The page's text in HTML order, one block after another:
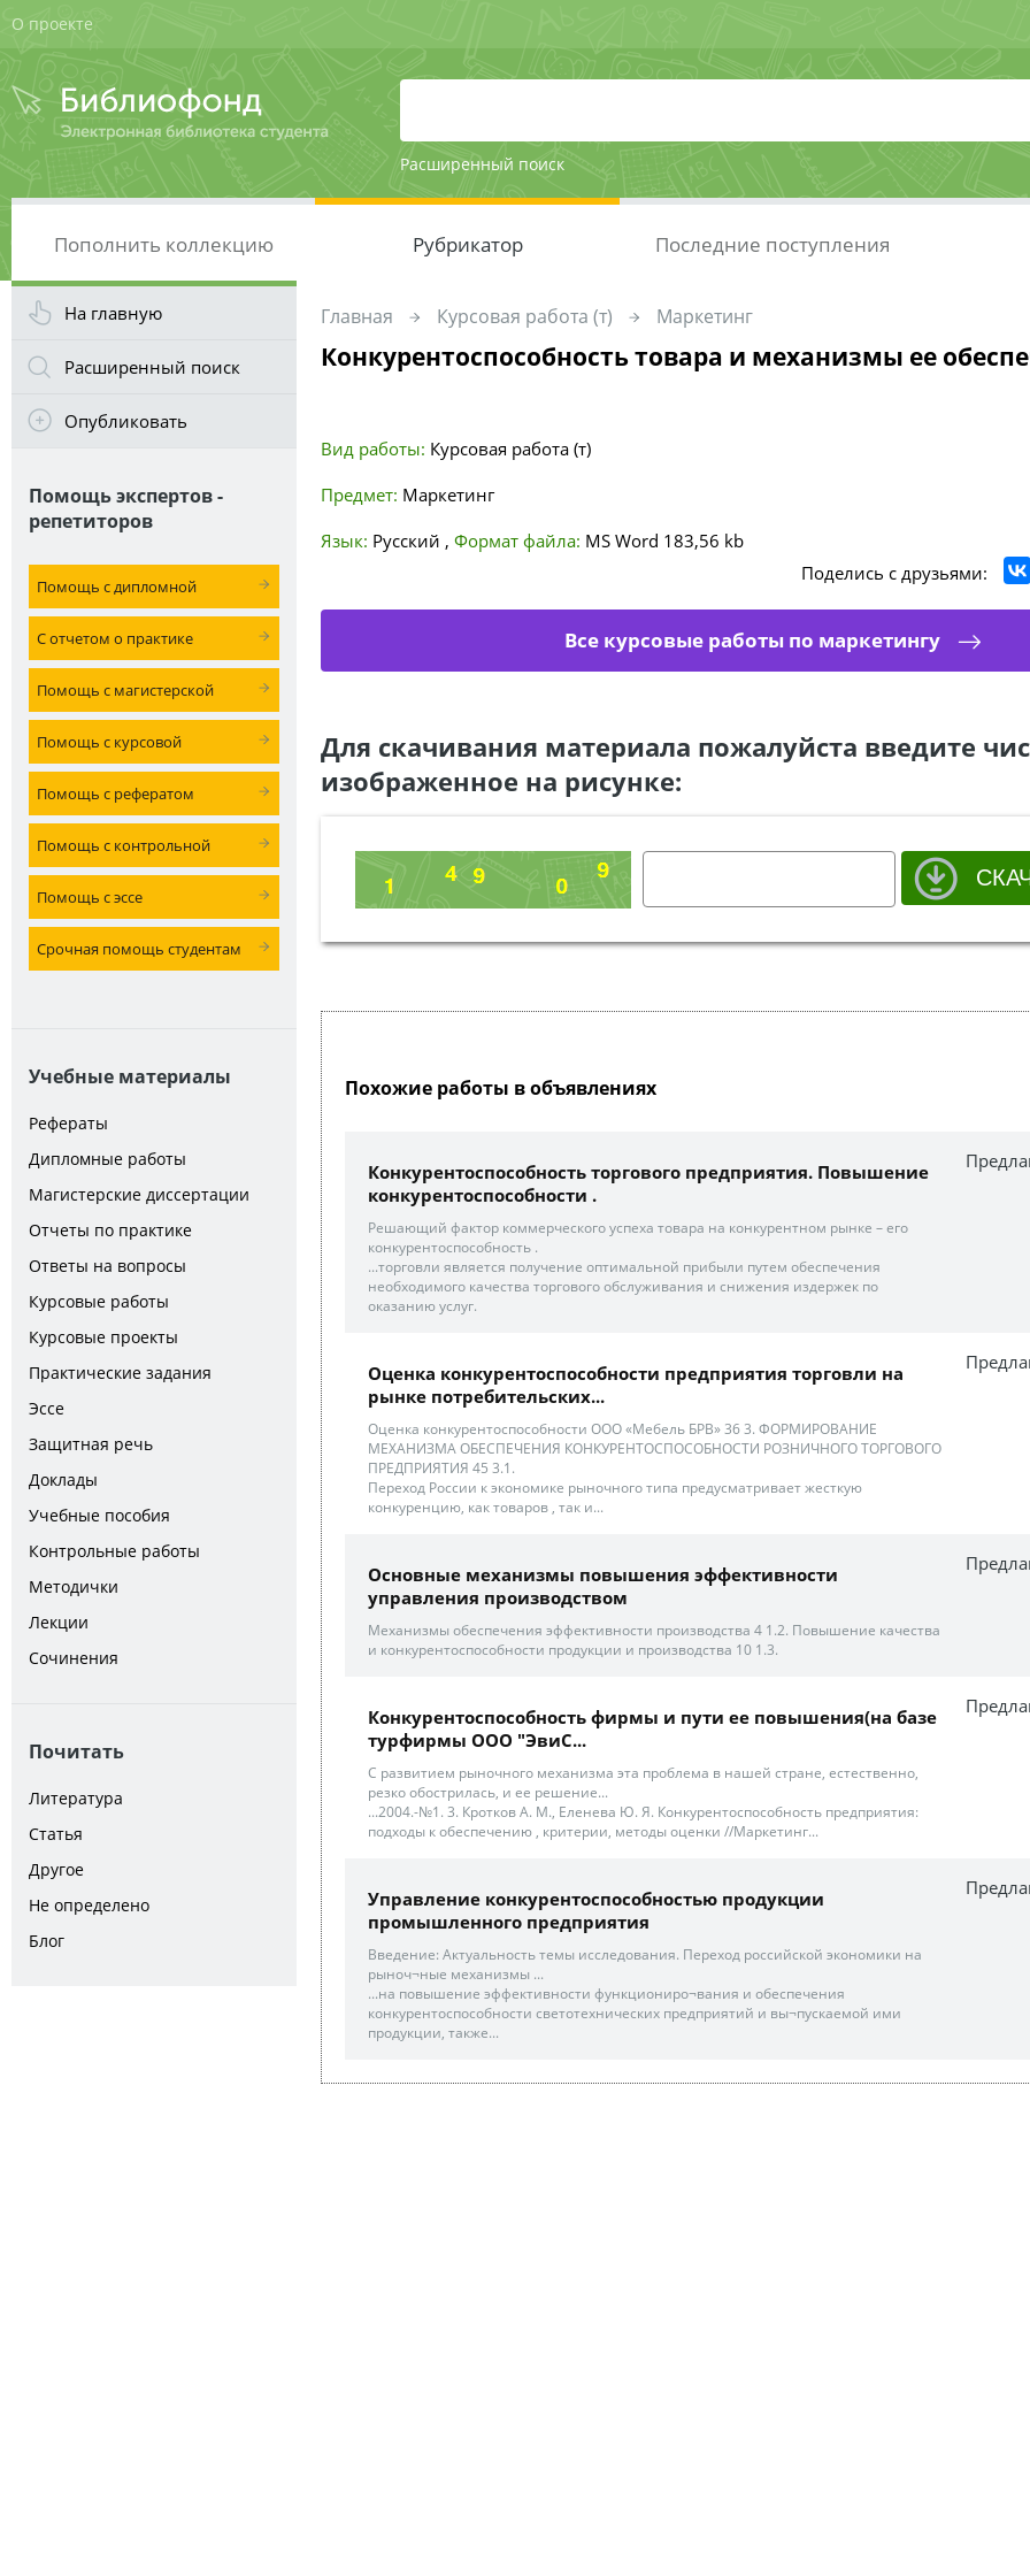
О проекте
Расширенный поиск
Пополнить коллекцию Рубрикатор Последние поступления
На главную
Расширенный поиск
Опубликовать
Помощь экспертов -
репетиторов
Помощь с дипломной
С отчетом о практике
Помощь с магистерской
Помощь с курсовой
Помощь с рефератом
Помощь с контрольной
Помощь с эссе
Срочная помощь студентам
Учебные материалы
Рефераты
Дипломные работы
Магистерские диссертации
Отчеты по практике
Ответы на вопросы
Курсовые работы
Курсовые проекты
Практические задания
Эссе
Защитная речь
Доклады
Учебные пособия
Контрольные работы
Методички
Лекции
Сочинения
Почитать
Литература
Статья
Другое
Не определено
Блог
Главная Курсовая работа (т) Маркетинг
Конкурентоспособность товара и механизмы ее
Вид работы: Курсовая работа (т)
Предмет: Маркетинг
Язык: Русский , Формат файла: MS Word 183,56 kb
Поделись с друзьями:
Все курсовые работы по маркетингу
Для скачивания материала пожалуйста введите
изображенное на рисунке:
Похожие работы в объявлениях
Конкурентоспособность торгового предприятия. Повышение
конкурентоспособности .
Решающий фактор коммерческого успеха товара на конкурентном рынке – его
конкурентоспособность .
...торговли является получение оптимальной прибыли путем обеспечения
необходимого качества торгового обслуживания и снижения издержек по
оказанию услуг.
Оценка конкурентоспособности предприятия торговли на
рынке потребительских...
Оценка конкурентоспособности ООО «Мебель БРВ» 36 3. ФОРМИРОВАНИЕ
МЕХАНИЗМА ОБЕСПЕЧЕНИЯ КОНКУРЕНТОСПОСОБНОСТИ РОЗНИЧНОГО ТОРГОВОГО
ПРЕДПРИЯТИЯ 45 3.1.
Переход России к экономике рыночного типа предусматривает жесткую
конкуренцию, как товаров , так и...
Основные механизмы повышения эффективности
управления производством
Механизмы обеспечения эффективности производства 4 1.2. Повышение качества
и конкурентоспособности продукции и производства 10 1.3.
Конкурентоспособность фирмы и пути ее повышения(на базе
турфирмы ООО "ЭвиС...
С развитием рыночного механизма эта проблема в нашей стране, естественно,
резко обострилась, и ее решение...
...2004.-№1. 3. Кротков А. М., Еленева Ю. Я. Конкурентоспособность предприятия:
подходы к обеспечению , критерии, методы оценки //Маркетинг...
Управление конкурентоспособностью продукции
промышленного предприятия
Введение: Актуальность темы исследования. Переход российской экономики на
рыноч¬ные механизмы ...
...на повышение эффективности функциониро¬вания и обеспечения
конкурентоспособности светотехнических предприятий и вы¬пускаемой ими
продукции, также...